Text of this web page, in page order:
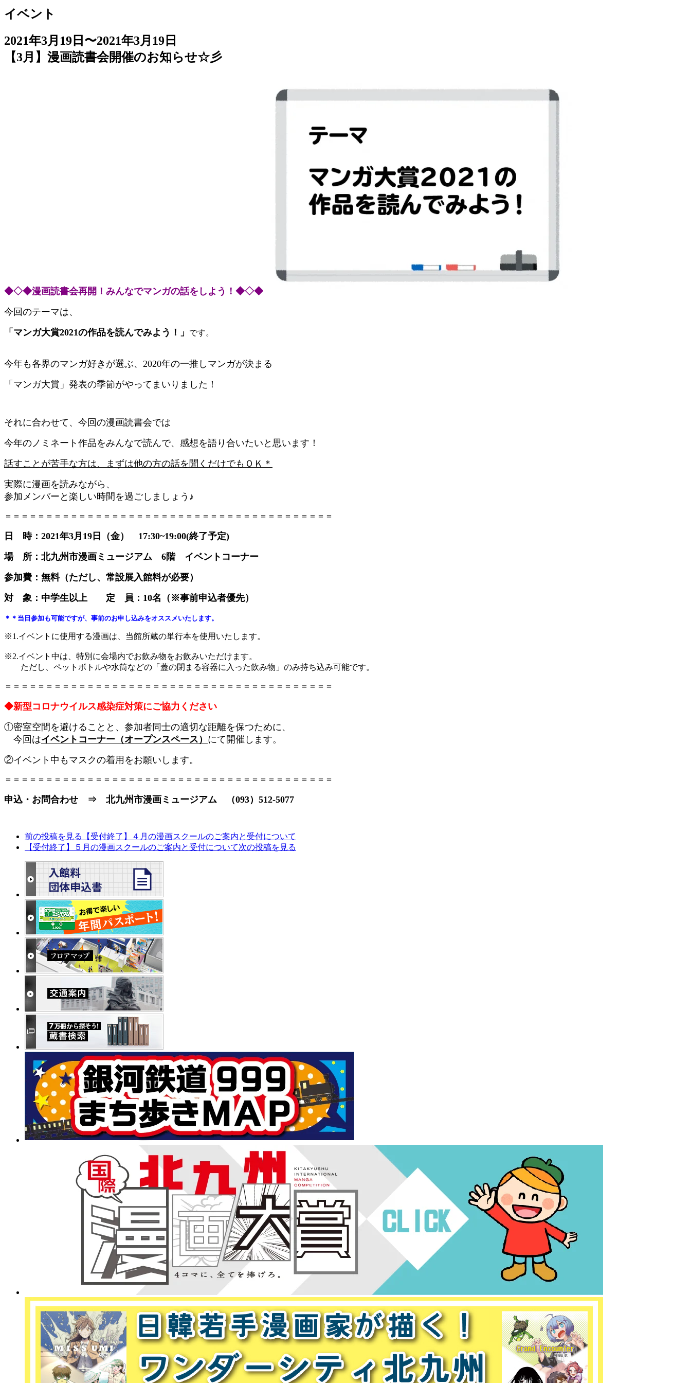
イベント
2021年3月19日〜2021年3月19日
【3月】漫画読書会開催のお知らせ☆彡
◆◇◆漫画読書会再開！みんなでマンガの話をしよう！◆◇◆
今回のテーマは、
「マンガ大賞2021の作品を読んでみよう！」
です。
今年も各界のマンガ好きが選ぶ、2020年の一推しマンガが決まる
「マンガ大賞」 発表の季節がやってまいりました！
それに合わせて、今回の漫画読書会では
今年のノミネート作品をみんなで読んで、感想を語り合いたいと思います ！
話すことが苦手な方は、まずは他の方の話を聞くだけでもＯＫ＊
実際に漫画を読みながら、
参加メンバーと楽しい時間を過ごしましょう♪
＝＝＝＝＝＝＝＝＝＝＝＝＝＝＝＝＝＝＝＝＝＝＝＝＝＝＝＝＝＝＝＝＝＝＝＝＝＝＝＝
日 時：2021年3月19日（金） 17:30~19:00(終了予定)
場 所：北九州市漫画ミュージアム 6階 イベントコーナー
参加費：無料（ただし、常設展入館料が必要）
対 象：中学生以上 定 員：10名（ ※事前申込者優先）
＊＊当日参加も可能ですが、事前のお申し込みをオススメいたします。
※1.イベントに使用する漫画は、当館所蔵の単行本を使用いたします。
※2.イベント中は、特別に会場内でお飲み物をお飲みいただけます。
ただし、ペットボトルや水筒などの「蓋の閉まる容器に入った飲み物」のみ持ち込み可能です。
＝＝＝＝＝＝＝＝＝＝＝＝＝＝＝＝＝＝＝＝＝＝＝＝＝＝＝＝＝＝＝＝＝＝＝＝＝＝＝＝
◆新型コロナウイルス感染症対策にご協力ください
①密室空間を避けることと、参加者同士の適切な距離を保つために、
今回はイベントコーナー（オープンスペース） にて開催します。
②イベント中もマスクの着用をお願いします。
＝＝＝＝＝＝＝＝＝＝＝＝＝＝＝＝＝＝＝＝＝＝＝＝＝＝＝＝＝＝＝＝＝＝＝＝＝＝＝＝
申込・お問合わせ ⇒ 北九州市漫画ミュージアム （093）512-5077
前の投稿を見る
【受付終了】４月の漫画スクールのご案内と受付について
【受付終了】５月の漫画スクールのご案内と受付について次の投稿を見る